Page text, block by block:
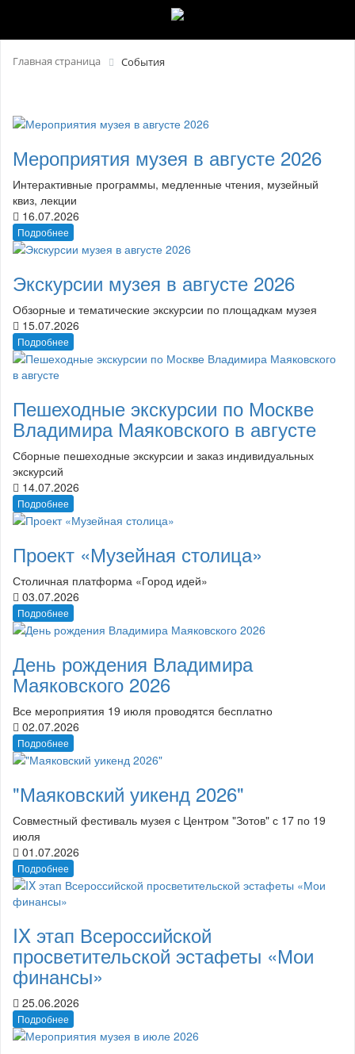
Главная страница События
Мероприятия музея в августе 2026
Интерактивные программы, медленные чтения, музейный
квиз, лекции
16.07.2026
Подробнее
Экскурсии музея в августе 2026
Обзорные и тематические экскурсии по площадкам музея
15.07.2026
Подробнее
Пешеходные экскурсии по Москве
Владимира Маяковского в августе
Сборные пешеходные экскурсии и заказ индивидуальных
экскурсий
14.07.2026
Подробнее
Проект «Музейная столица»
Столичная платформа «Город идей»
03.07.2026
Подробнее
День рождения Владимира
Маяковского 2026
Все мероприятия 19 июля проводятся бесплатно
02.07.2026
Подробнее
"Маяковский уикенд 2026"
Совместный фестиваль музея с Центром "Зотов" с 17 по 19
июля
01.07.2026
Подробнее
IX этап Всероссийской
просветительской эстафеты «Мои
финансы»
25.06.2026
Подробнее